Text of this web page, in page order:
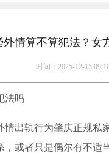
情算不算犯法？女
时间：2025-12-15
法吗
情出轨行为肇庆正规私
或者只是偶尔有不适